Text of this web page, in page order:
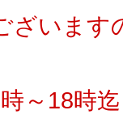
ざいます
時～18時